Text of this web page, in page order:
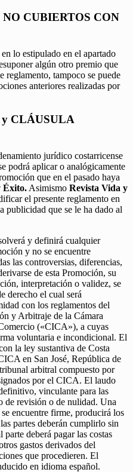
CUBIERTOS CON
lo estipulado en el apartado
algún otro premio que
reglamento, tampoco se puede
anteriores realizadas por
CLÁUSULA
jurídico costarricense
podrá aplicar o analógicamente
que en el pasado haya
Éxito. Asimismo Revista Vida y
el presente reglamento en
publicidad que se le ha dado al
y definirá cualquier
y no se encuentre
las controversias, diferencias,
de esta Promoción, su
interpretación o validez, se
derecho el cual será
con los reglamentos del
y Arbitraje de la Cámara
(«CICA»), a cuyas
voluntaria e incondicional. El
la ley sustantiva de Costa
en San José, República de
arbitral compuesto por
por el CICA. El laudo
vinculante para las
de revisión o de nulidad. Una
encuentre firme, producirá los
partes deberán cumplirlo sin
deberá pagar las costas
gastos derivados del
que procedieren. El
en idioma español.